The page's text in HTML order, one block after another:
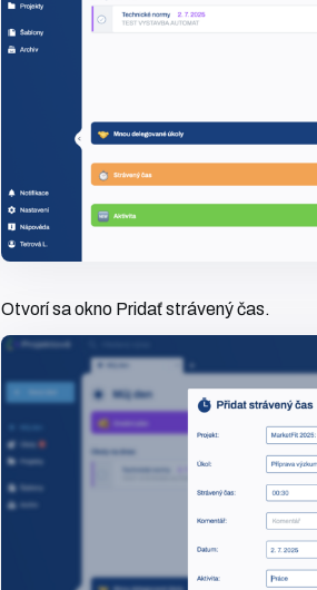
Otvorí sa okno Pridať strávený čas.